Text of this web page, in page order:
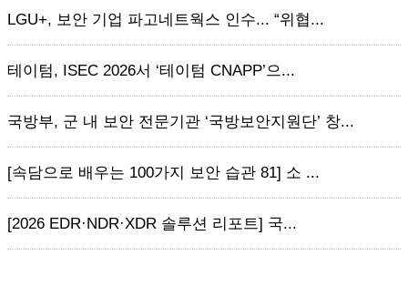
LGU+, 보안 기업 파고네트웍스 인수... “위협...
테이텀, ISEC 2026서 ‘테이텀 CNAPP’으...
국방부, 군 내 보안 전문기관 ‘국방보안지원단’ 창...
[속담으로 배우는 100가지 보안 습관 81] 소 ...
[2026 EDR·NDR·XDR 솔루션 리포트] 국...